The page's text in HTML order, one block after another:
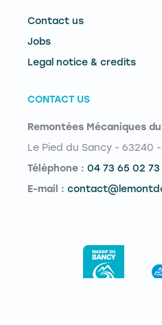
Contact us
Jobs
Legal notice & credits
CONTACT US
Remontées Mécaniques
Le Pied du Sancy - 63240
Téléphone : 04 73 65 02 73
E-mail :